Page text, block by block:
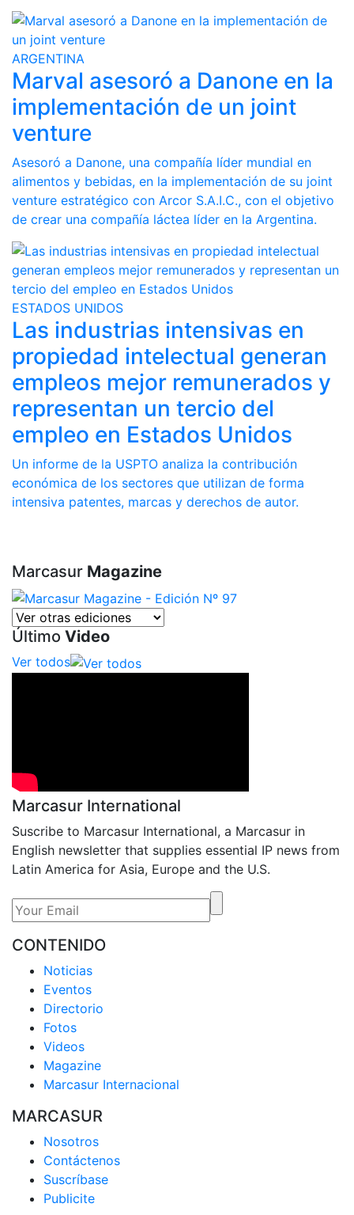
ARGENTINA
Marval asesoró a Danone en la
implementación de un joint
venture
Asesoró a Danone, una compañía líder mundial en
alimentos y bebidas, en la implementación de su joint
venture estratégico con Arcor S.A.I.C., con el objetivo
de crear una compañía láctea líder en la Argentina.
ESTADOS UNIDOS
Las industrias intensivas en
propiedad intelectual generan
empleos mejor remunerados y
representan un tercio del
empleo en Estados Unidos
Un informe de la USPTO analiza la contribución
económica de los sectores que utilizan de forma
intensiva patentes, marcas y derechos de autor.
Marcasur Magazine
Último Video
Ver todos
Marcasur International
Suscribe to Marcasur International, a Marcasur in
English newsletter that supplies essential IP news from
Latin America for Asia, Europe and the U.S.
CONTENIDO
Noticias
Eventos
Directorio
Fotos
Videos
Magazine
Marcasur Internacional
MARCASUR
Nosotros
Contáctenos
Suscríbase
Publicite